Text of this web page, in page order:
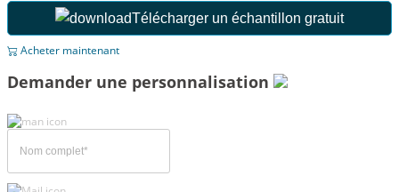
Télécharger un échantillon gratuit
Acheter maintenant
Demander une personnalisation